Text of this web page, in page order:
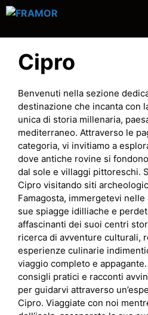
Vai
contenuto
Cipro
Benvenuti nella sezione
destinazione che incanta con
unica di storia millenaria,
mediterraneo. Attraverso le
categoria, vi invitiamo a
dove antiche rovine si
dal sole e villaggi pittoreschi.
Cipro visitando siti
Famagosta, immergetevi
sue spiagge idilliache e
affascinanti dei suoi centri
ricerca di avventure culturali,
esperienze culinarie
viaggio completo e
consigli pratici e racconti
per guidarvi attraverso
Cipro. Viaggiate con noi